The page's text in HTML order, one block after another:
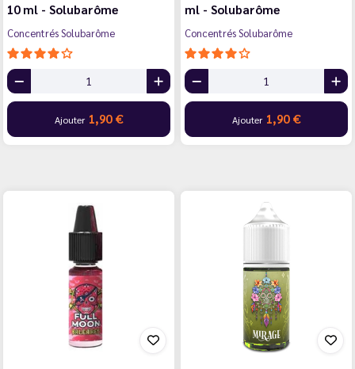
10 ml - Solubarôme
Concentrés Solubarôme
Ajouter 1,90 €
ml - Solubarôme
Concentrés Solubarôme
Ajouter 1,90 €